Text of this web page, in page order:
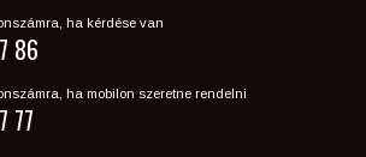
ha kérdése van
86
ha mobilon szeretne rendelni
77